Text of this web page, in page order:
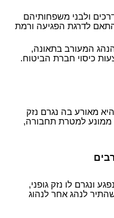
נשאר לבחור
(תשלומים
לבני משפחה)
אל הנתבעים
בתחום הבריאות
להגשת תביעה
צבא
ומחלוקת בנוגע
זבל, עד מתי?
ולבני משפחותיהם
לדרגת הפגיעה ורמת
המעורב בתאונה,
כיסוי חברת הביטוח.
מאורע בה נגרם נזק
ממונע למטרת תחבורה,
ונגרם לו נזק גופני,
לנהג אחר לנהוג